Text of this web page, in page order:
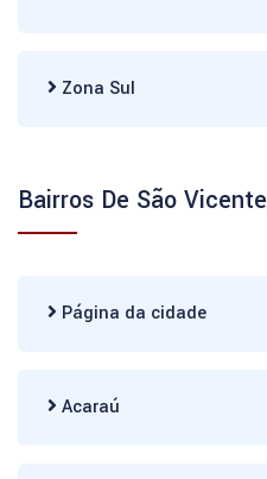
Zona Sul
Bairros De São Vicente
Página da cidade
Acaraú